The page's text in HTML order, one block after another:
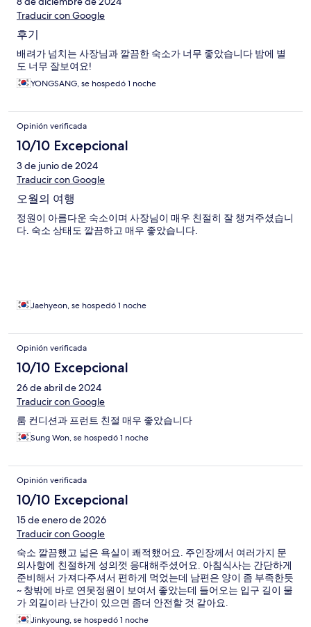
Traducir con Google
후기
배려가 넘치는 사장님과 깔끔한 숙소가 너무 좋았습니다 밤에 별
도 너무 잘보여요!
YONGSANG, se hospedó 1 noche
Opinión verificada
10/10 Excepcional
3 de junio de 2024
Traducir con Google
오월의 여행
정원이 아름다운 숙소이며 사장님이 매우 친절히 잘 챙겨주셨습니
다. 숙소 상태도 깔끔하고 매우 좋았습니다.
Jaehyeon, se hospedó 1 noche
Opinión verificada
10/10 Excepcional
26 de abril de 2024
Traducir con Google
룸 컨디션과 프런트 친절 매우 좋았습니다
Sung Won, se hospedó 1 noche
Opinión verificada
10/10 Excepcional
15 de enero de 2026
Traducir con Google
숙소 깔끔했고 넓은 욕실이 쾌적했어요. 주인장께서 여러가지 문
의사항에 친절하게 성의껏 응대해주셨어요. 아침식사는 간단하게
준비해서 가져다주셔서 편하게 먹었는데 남편은 양이 좀 부족한듯
~ 창밖에 바로 연못정원이 보여서 좋았는데 들어오는 입구 길이 물
가 외길이라 난간이 있으면 좀더 안전할 것 같아요.
Jinkyoung, se hospedó 1 noche